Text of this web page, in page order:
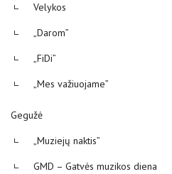
Velykos
„Darom”
„FiDi”
„Mes važiuojame”
Gegužė
„Muziejų naktis”
GMD – Gatvės muzikos diena